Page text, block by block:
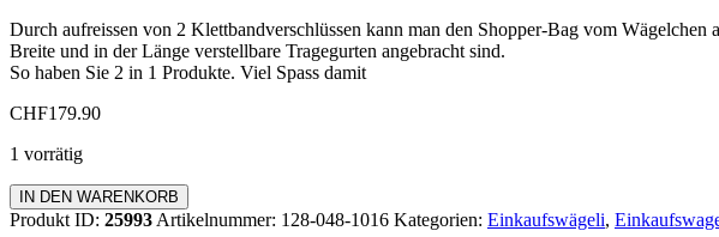
Durch aufreissen von 2 Klettbandverschlüssen kann man den Shopper-Bag vom
Breite und in der Länge verstellbare Tragegurten angebracht sind.
So haben Sie 2 in 1 Produkte. Viel Spass damit
CHF179.90
1 vorrätig
Einkaufswagen
Quadro
IN DEN WARENKORB
Produkt ID: 25993 Artikelnummer: 128-048-1016 Kategorien: Einkaufswägeli,